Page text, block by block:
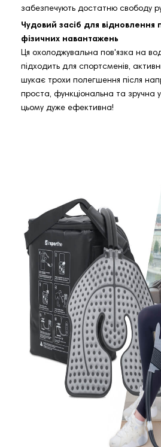
забезпечують достатню свободу
Чудовий засіб для відновлення
фізичних навантажень
Ця охолоджувальна пов'язка на
підходить для спортсменів,
шукає трохи полегшення після
проста, функціональна та зручна
цьому дуже ефективна!